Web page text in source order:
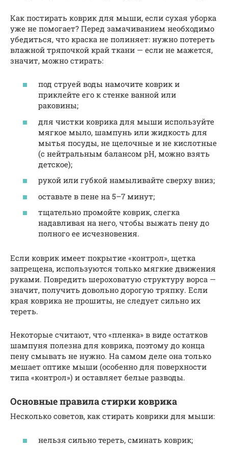
Как постирать коврик для мыши, если сухая уборка
уже не помогает? Перед замачиванием необходимо
убедиться, что краска не полиняет: нужно потереть
влажной тряпочкой край ткани — если не мажется,
значит, можно стирать:
под струей воды намочите коврик и
приклейте его к стенке ванной или
раковины;
для чистки коврика для мыши используйте
мягкое мыло, шампунь или жидкость для
мытья посуды, не щелочные и не кислотные
(с нейтральным балансом pH, можно взять
детское);
рукой или губкой намыливайте сверху вниз;
оставьте в пене на 5–7 минут;
тщательно промойте коврик, слегка
надавливая на него, чтобы выжать пену до
полного ее исчезновения.
Если коврик имеет покрытие «контрол», щетка
запрещена, используются только мягкие движения
руками. Повредить шероховатую структуру ворса —
значит, получить довольно дорогую тряпку. Если
края коврика не прошиты, не следует сильно их
тереть.
Некоторые считают, что «пленка» в виде остатков
шампуня полезна для коврика, поэтому до конца
пену смывать не нужно. На самом деле она только
мешает оптике мыши (особенно для поверхности
типа «контрол») и оставляет белые разводы.
Основные правила стирки коврика
Несколько советов, как стирать коврики для мыши:
нельзя сильно тереть, сминать коврик;